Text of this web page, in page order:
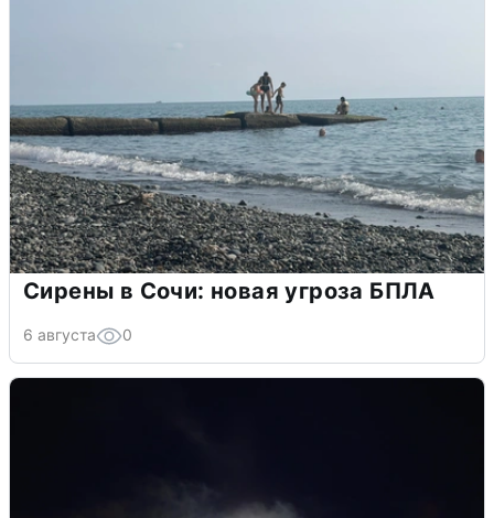
Сирены в Сочи: новая угроза БПЛА
6 августа 0